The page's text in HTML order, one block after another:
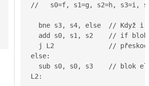
//   s0=f, s1=g, s2=h, s3=i,
bne s3, s4, else  // Když
add s0, s1, s2    // if
j L2              //
else:
sub s0, s0, s3    // blok
L2: